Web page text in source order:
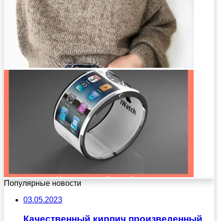
Популярные новости
03.05.2023
Качественный кирпич произведенный